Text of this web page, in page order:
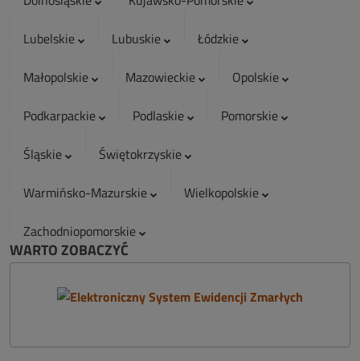
Lubelskie
Lubuskie
Łódzkie
Małopolskie
Mazowieckie
Opolskie
Podkarpackie
Podlaskie
Pomorskie
Śląskie
Świętokrzyskie
Warmińsko-Mazurskie
Wielkopolskie
Zachodniopomorskie
WARTO ZOBACZYĆ